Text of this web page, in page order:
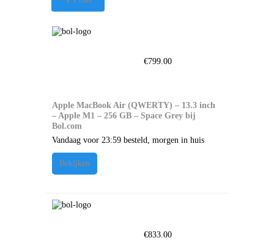
€799.00
Apple MacBook Air (QWERTY) – 13.3 inch
– Apple M1 – 256 GB – Space Grey bij
Bol.com
Vandaag voor 23:59 besteld, morgen in huis
Bekijken
€833.00